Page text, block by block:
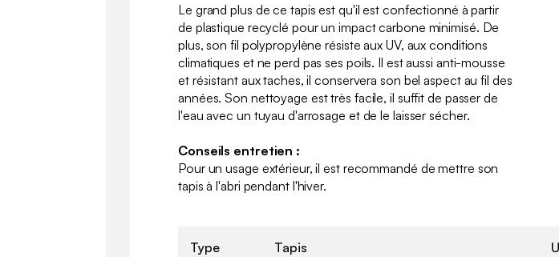
Le grand plus de ce tapis est qu'il est confectionné à partir
de plastique recyclé pour un impact carbone minimisé. De
plus, son fil polypropylène résiste aux UV, aux conditions
climatiques et ne perd pas ses poils. Il est aussi anti-mousse
et résistant aux taches, il conservera son bel aspect au fil des
années. Son nettoyage est très facile, il suffit de passer de
l'eau avec un tuyau d'arrosage et de le laisser sécher.
Conseils entretien :
Pour un usage extérieur, il est recommandé de mettre son
tapis à l'abri pendant l'hiver.
Type Tapis